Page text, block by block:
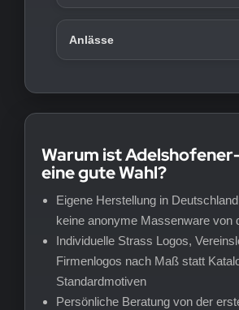
Anlässe
Warum ist
eine gute Wahl?
Eigene Herstellung in
keine anonyme Massenware von
Individuelle Strass Logos,
Firmenlogos nach Maß statt
Standardmotiven
Persönliche Beratung von der